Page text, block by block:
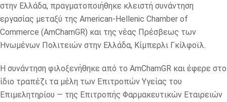
στην Ελλάδα, πραγματοποιήθηκε κλειστή συνάντηση
εργασίας μεταξύ της American-Hellenic Chamber of
Commerce (AmChamGR) και της νέας Πρέσβεως των
Ηνωμένων Πολιτειών στην Ελλάδα, Κίμπερλι Γκίλφοϊλ.
Η συνάντηση φιλοξενήθηκε από το AmChamGR και έφερε στο
ίδιο τραπέζι τα μέλη των Επιτροπών Υγείας του
Επιμελητηρίου — της Επιτροπής Φαρμακευτικών Εταιρειών